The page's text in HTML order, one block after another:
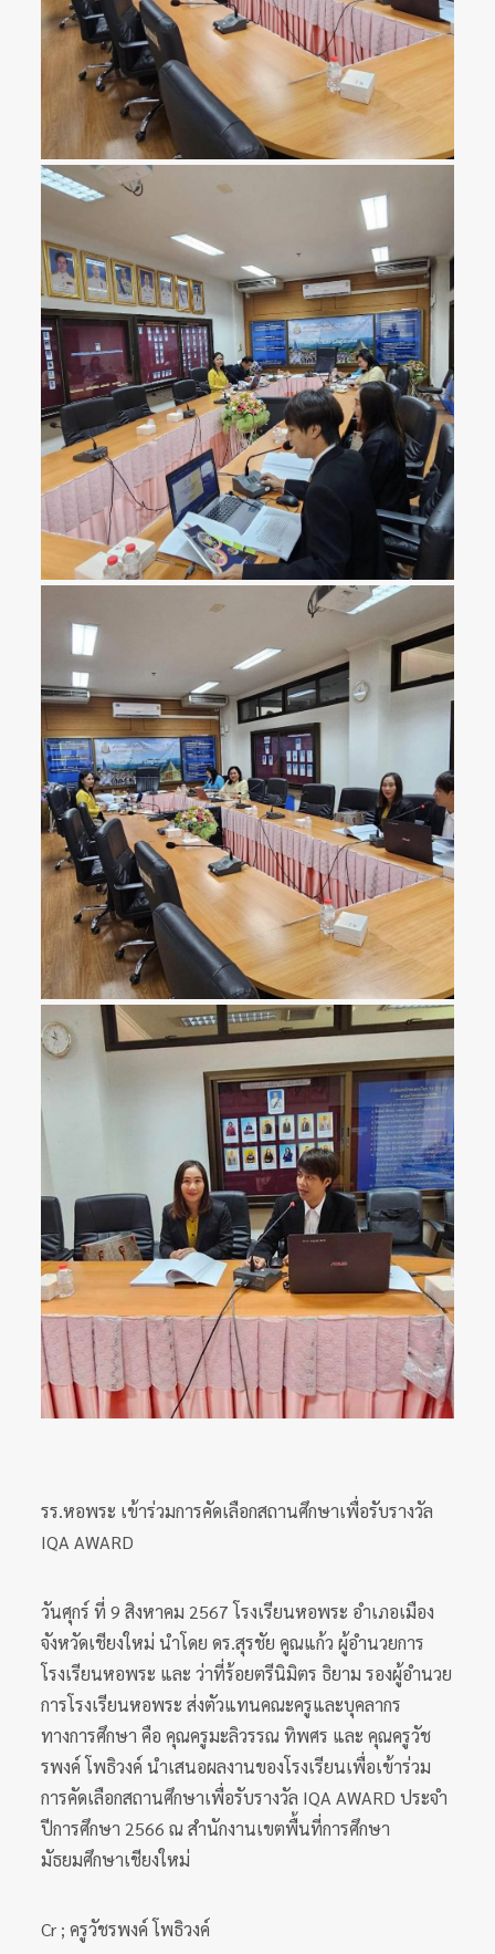
รร.หอพระ เข้าร่วมการคัดเลือกสถานศึกษาเพื่อรับรางวัล
IQA AWARD
วันศุกร์ ที่ 9 สิงหาคม 2567 โรงเรียนหอพระ อำเภอเมือง
จังหวัดเชียงใหม่ นำโดย ดร.สุรชัย คูณแก้ว ผู้อำนวยการ
โรงเรียนหอพระ และ ว่าที่ร้อยตรีนิมิตร ธิยาม รองผู้อำนวย
การโรงเรียนหอพระ ส่งตัวแทนคณะครูและบุคลากร
ทางการศึกษา คือ คุณครูมะลิวรรณ ทิพศร และ คุณครูวัช
รพงค์ โพธิวงค์ นำเสนอผลงานของโรงเรียนเพื่อเข้าร่วม
การคัดเลือกสถานศึกษาเพื่อรับรางวัล IQA AWARD ประจำ
ปีการศึกษา 2566 ณ สำนักงานเขตพื้นที่การศึกษา
มัธยมศึกษาเชียงใหม่
Cr ; ครูวัชรพงค์ โพธิวงค์